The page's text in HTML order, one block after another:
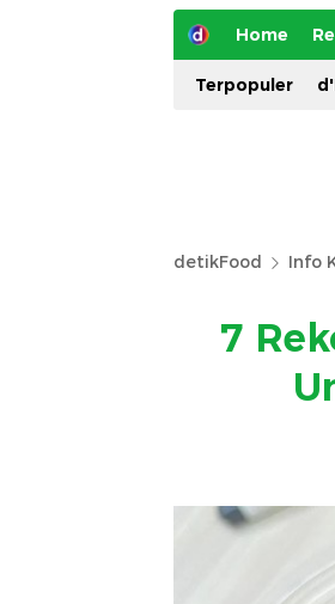
Home
Terpopuler
detikFood Info
7